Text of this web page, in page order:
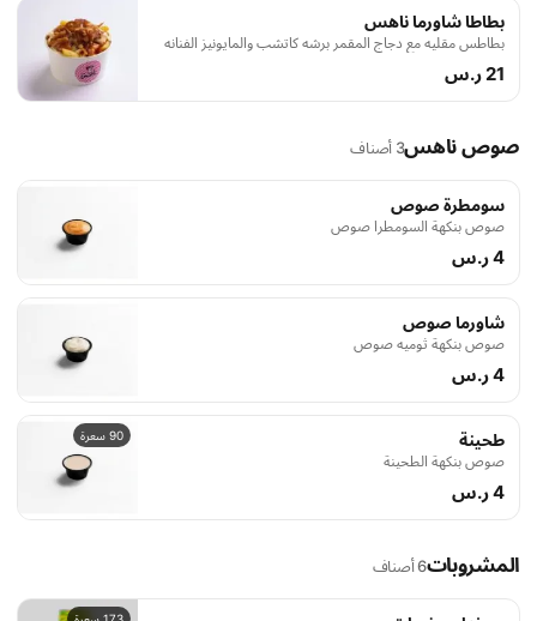
بطاطا شاورما ناهس
بطاطس مقليه مع دجاج المقمر برشه كاتشب والمايونيز الفنانه
21 ر.س
صوص ناهس3 أصناف
سومطرة صوص
صوص بنكهة السومطرا صوص
4 ر.س
شاورما صوص
صوص بنكهة ثوميه صوص
4 ر.س
90 سعرة طحينة
صوص بنكهة الطحينة
4 ر.س
المشروبات6 أصناف